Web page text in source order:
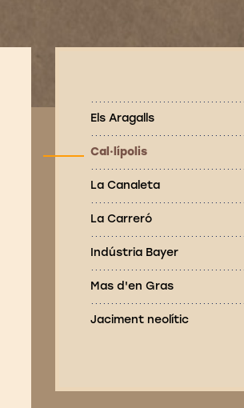
Els Aragalls
Cal·lípolis
La Canaleta
La Carreró
Indústria Bayer
Mas d'en Gras
Jaciment neolític